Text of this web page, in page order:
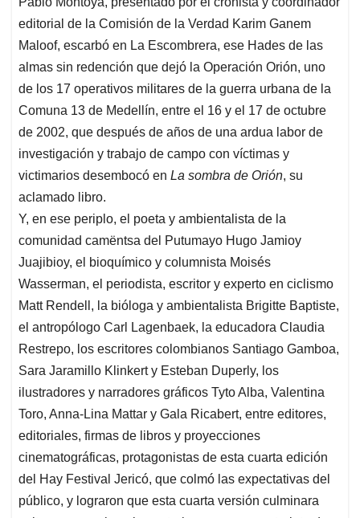
editorial de la Comisión de la Verdad Karim Ganem
Maloof, escarbó en La Escombrera, ese Hades de las
almas sin redención que dejó la Operación Orión, uno
de los 17 operativos militares de la guerra urbana de la
Comuna 13 de Medellín, entre el 16 y el 17 de octubre
de 2002, que después de años de una ardua labor de
investigación y trabajo de campo con víctimas y
victimarios desembocó en La sombra de Orión, su
aclamado libro.
Y, en ese periplo, el poeta y ambientalista de la
comunidad camëntsa del Putumayo Hugo Jamioy
Juajibioy, el bioquímico y columnista Moisés
Wasserman, el periodista, escritor y experto en ciclismo
Matt Rendell, la bióloga y ambientalista Brigitte Baptiste,
el antropólogo Carl Lagenbaek, la educadora Claudia
Restrepo, los escritores colombianos Santiago Gamboa,
Sara Jaramillo Klinkert y Esteban Duperly, los
ilustradores y narradores gráficos Tyto Alba, Valentina
Toro, Anna-Lina Mattar y Gala Ricabert, entre editores,
editoriales, firmas de libros y proyecciones
cinematográficas, protagonistas de esta cuarta edición
del Hay Festival Jericó, que colmó las expectativas del
público, y lograron que esta cuarta versión culminara